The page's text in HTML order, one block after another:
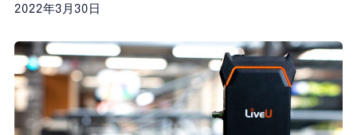
2022年3月30日